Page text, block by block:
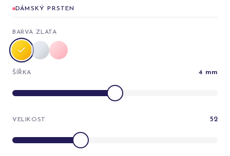
DÁMSKÝ PRSTEN
BARVA ZLATA
ŠÍŘKA 4 mm
VELIKOST 52